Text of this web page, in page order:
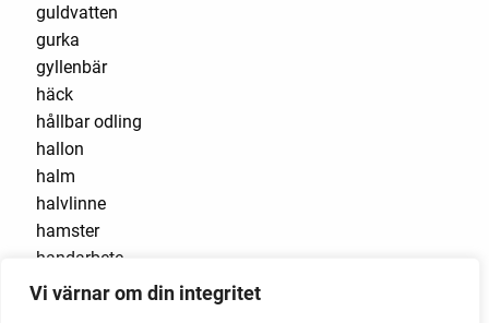
Vi värnar om din integritet
guldvatten
gurka
gyllenbär
häck
hållbar odling
hallon
halm
halvlinne
hamster
handarbete
handsömnad